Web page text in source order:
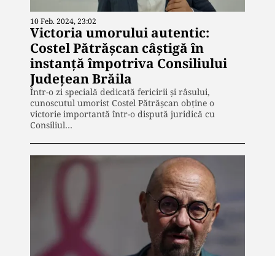
10 Feb. 2024, 23:02
Victoria umorului autentic:
Costel Pătrăşcan câştigă în
instanţă împotriva Consiliului
Judeţean Brăila
Într-o zi specială dedicată fericirii şi râsului,
cunoscutul umorist Costel Pătrăşcan obţine o
victorie importantă într-o dispută juridică cu
Consiliul…